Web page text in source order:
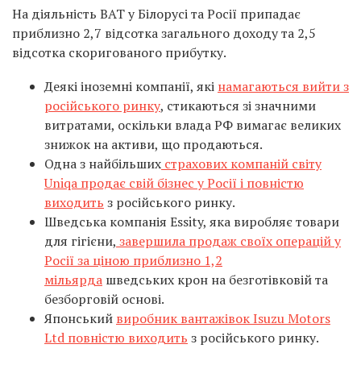
На діяльність BAT у Білорусі та Росії припадає
приблизно 2,7 відсотка загального доходу та 2,5
відсотка скоригованого прибутку.
Деякі іноземні компанії, які намагаються вийти з
російського ринку, стикаються зі значними
витратами, оскільки влада РФ вимагає великих
знижок на активи, що продаються.
Одна з найбільших страхових компаній світу
Uniqa продає свій бізнес у Росії і повністю
виходить з російського ринку.
Шведська компанія Essity, яка виробляє товари
для гігієни, завершила продаж своїх операцій у
Росії за ціною приблизно 1,2
мільярда шведських крон на безготівковій та
безборговій основі.
Японський виробник вантажівок Isuzu Motors
Ltd повністю виходить з російського ринку.